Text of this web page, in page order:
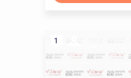
1